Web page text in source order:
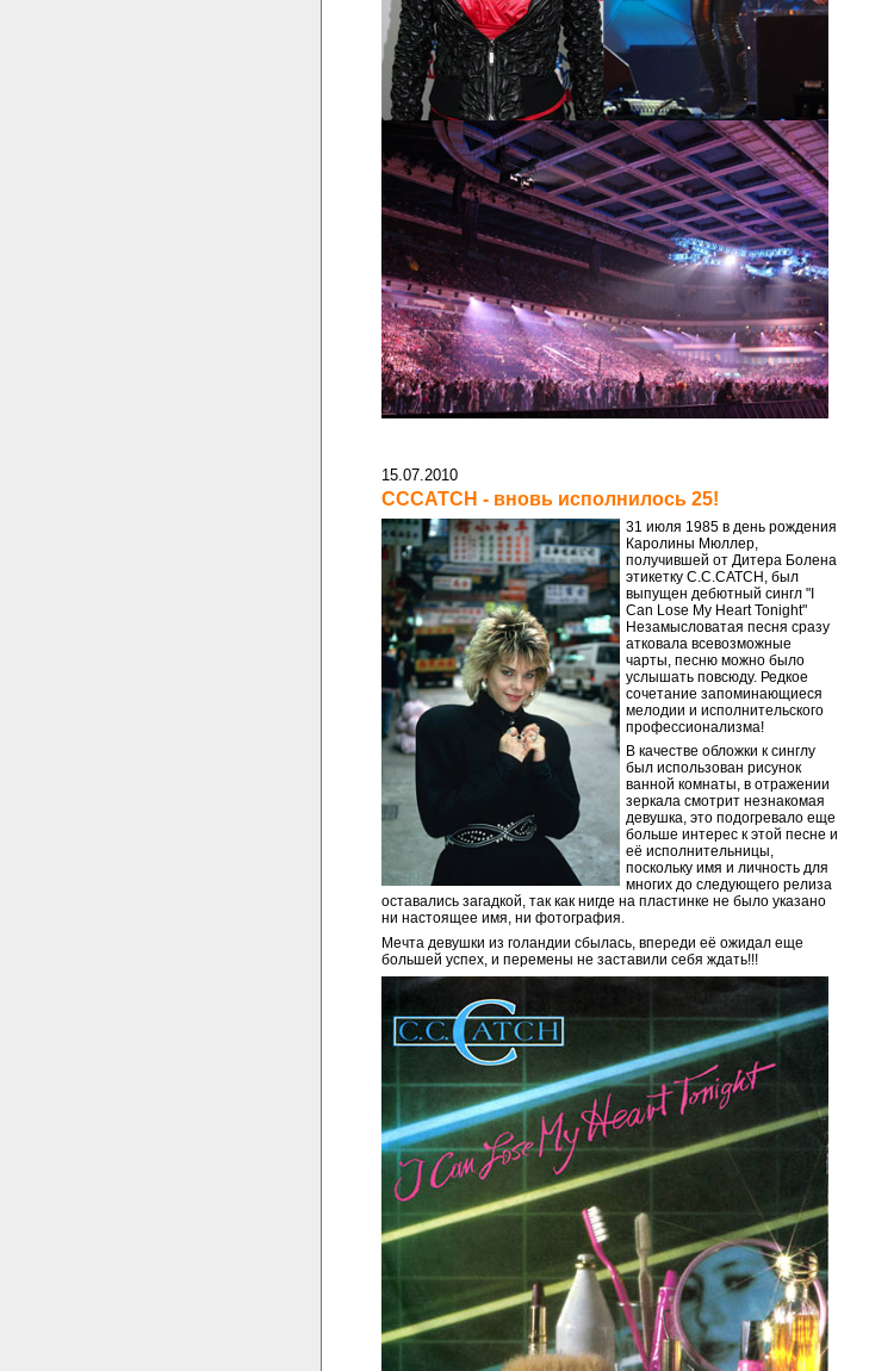
15.07.2010
CCCATCH - вновь исполнилось 25!
31 июля 1985 в день рождения
Каролины Мюллер,
получившей от Дитера Болена
этикетку C.C.CATCH, был
выпущен дебютный сингл "I
Can Lose My Heart Tonight"
Незамысловатая песня сразу
атковала всевозможные
чарты, песню можно было
услышать повсюду. Редкое
сочетание запоминающиеся
мелодии и исполнительского
профессионализма!
В качестве обложки к синглу
был использован рисунок
ванной комнаты, в отражении
зеркала смотрит незнакомая
девушка, это подогревало еще
больше интерес к этой песне и
её исполнительницы,
поскольку имя и личность для
многих до следующего релиза
оставались загадкой, так как нигде на пластинке не было указано
ни настоящее имя, ни фотография.
Мечта девушки из голандии сбылась, впереди её ожидал еще
большей успех, и перемены не заставили себя ждать!!!